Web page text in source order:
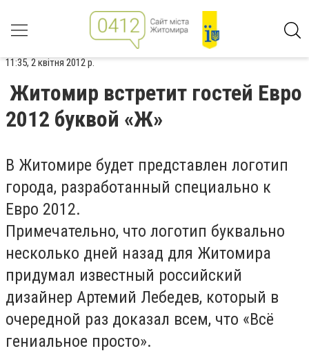
11:35, 2 квітня 2012 р.
Житомир встретит гостей Евро
2012 буквой «Ж»
В Житомире будет представлен логотип
города, разработанный специально к
Евро 2012.
Примечательно, что логотип буквально
несколько дней назад для Житомира
придумал известный российский
дизайнер Артемий Лебедев, который в
очередной раз доказал всем, что «Всё
гениальное просто».